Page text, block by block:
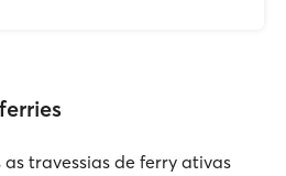
travessias de ferry ativas